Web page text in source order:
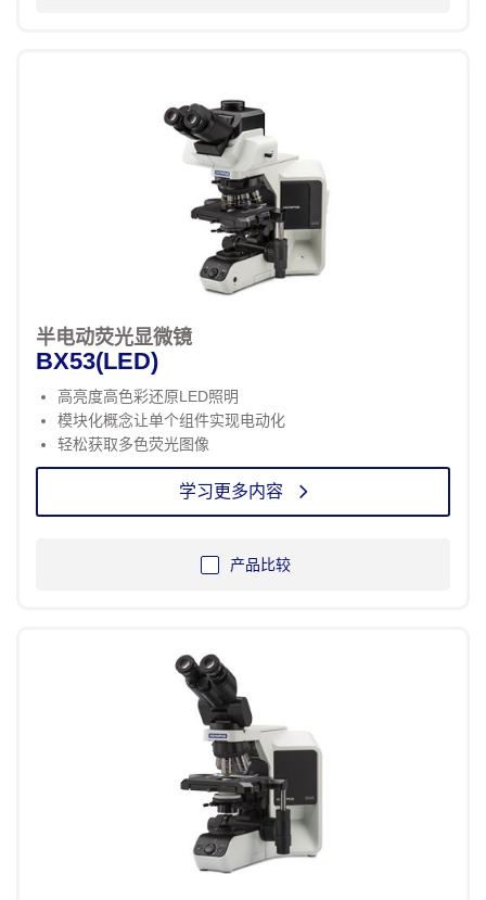
半电动荧光显微镜
BX53(LED)
高亮度高色彩还原LED照明
模块化概念让单个组件实现电动化
轻松获取多色荧光图像
学习更多内容
产品比较